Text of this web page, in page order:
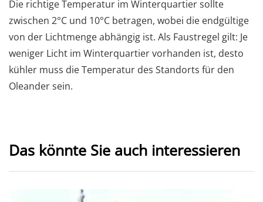
Die richtige Temperatur im Winterquartier sollte
zwischen 2°C und 10°C betragen, wobei die endgültige
von der Lichtmenge abhängig ist. Als Faustregel gilt: Je
weniger Licht im Winterquartier vorhanden ist, desto
kühler muss die Temperatur des Standorts für den
Oleander sein.
Das könnte Sie auch interessieren